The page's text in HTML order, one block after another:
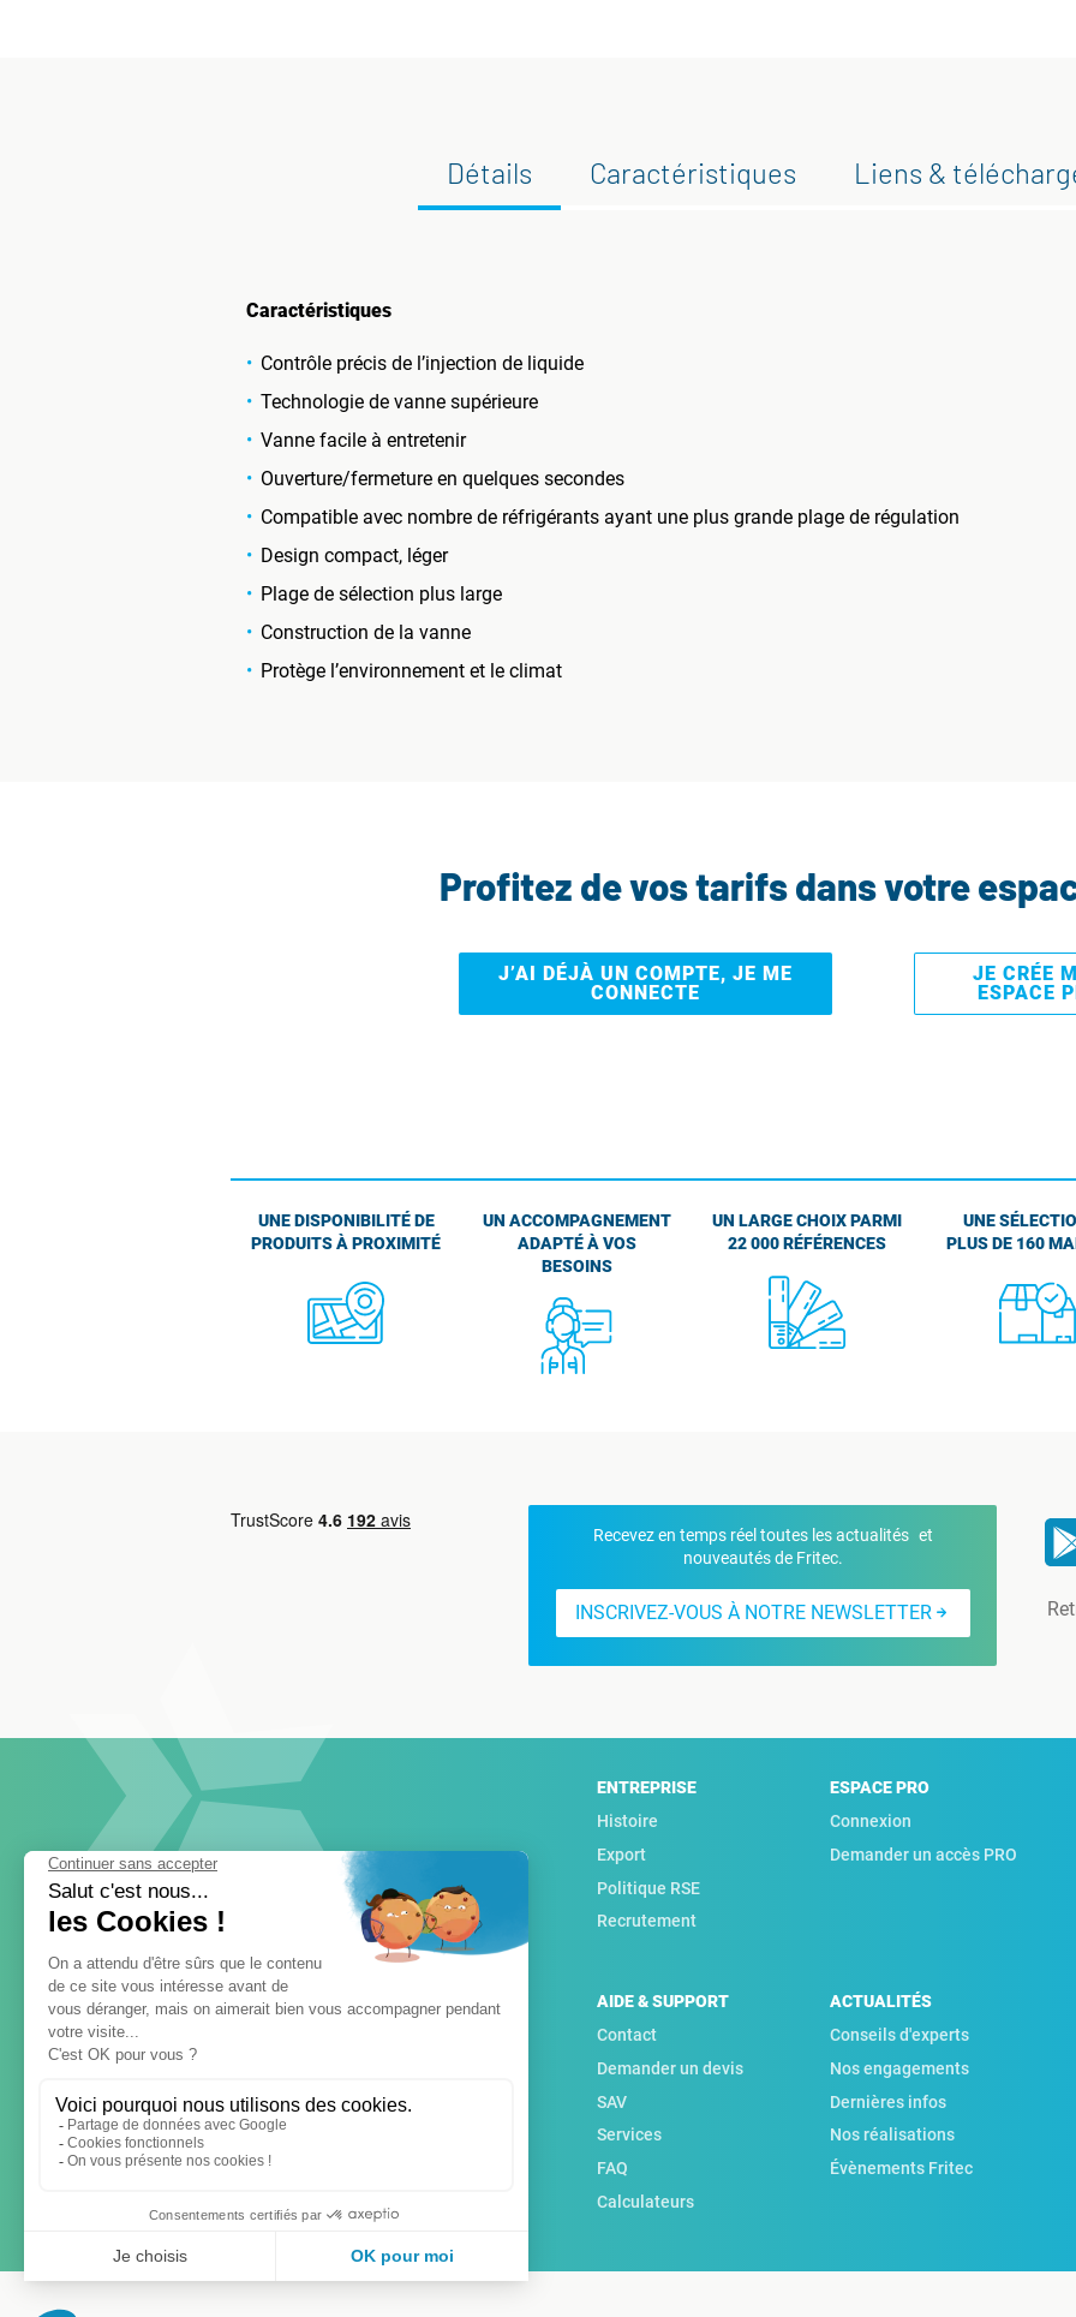
Détails Caractéristiques Liens &
Caractéristiques
Contrôle précis de l’injection de liquide
Technologie de vanne supérieure
Vanne facile à entretenir
Ouverture/fermeture en quelques secondes
Compatible avec nombre de réfrigérants ayant une plus grande plage de régulation
Design compact, léger
Plage de sélection plus large
Construction de la vanne
Protège l’environnement et le climat
Profitez de vos tarifs dans votre
J’AI DÉJÀ UN COMPTE, JE ME
CONNECTE
JE CRÉE
ESPACE
UNE DISPONIBILITÉ DE
PRODUITS À PROXIMITÉ
UN ACCOMPAGNEMENT
ADAPTÉ À VOS
BESOINS
UN LARGE CHOIX PARMI
22 000 RÉFÉRENCES
UNE
PLUS DE 160
Recevez en temps réel toutes les actualités et
nouveautés de Fritec.
INSCRIVEZ-VOUS À NOTRE NEWSLETTER
ENTREPRISE
Histoire
Export
Politique RSE
Recrutement
ESPACE PRO
Connexion
Demander un accès PRO
AIDE & SUPPORT
Contact
Demander un devis
SAV
Services
FAQ
Calculateurs
ACTUALITÉS
Conseils d'experts
Nos engagements
Dernières infos
Nos réalisations
Évènements Fritec